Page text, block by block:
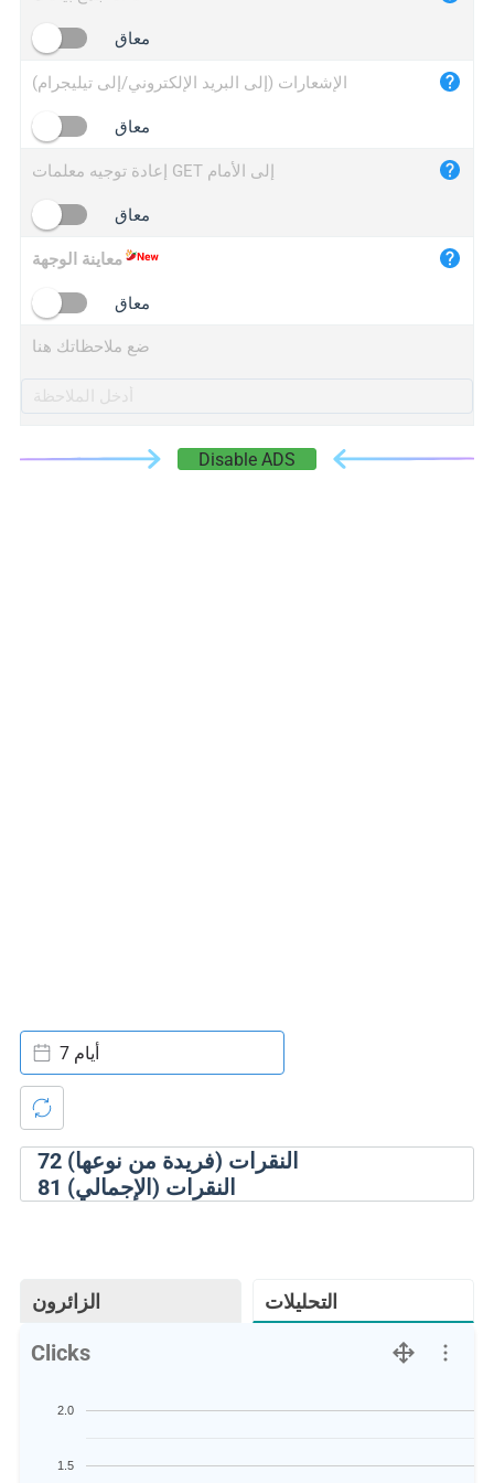
iplogger.cn
معاق
الإشعارات (إلى البريد الإلكتروني/إلى تيليجرام)
معاق
إعادة توجيه معلمات GET إلى الأمام
معاق
معاينة الوجهة
معاق
ضع ملاحظاتك هنا
Disable ADS
72 النقرات (فريدة من نوعها)
81 النقرات (الإجمالي)
7 أيام
الزائرون التحليلات
Clicks
1.5
2.0